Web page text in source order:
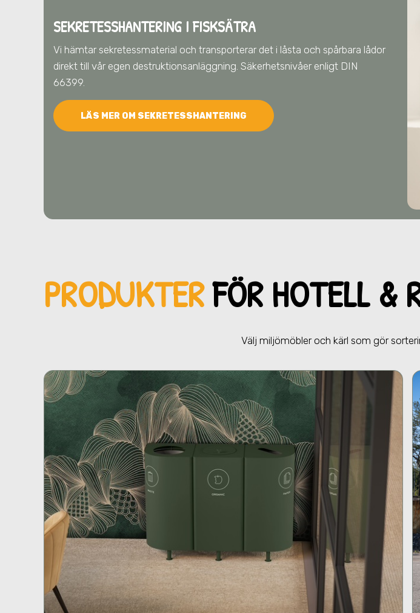
SEKRETESSHANTERING I FISKSÄTRA
Vi hämtar sekretessmaterial och transporterar det i låsta och spårbara lådor
direkt till vår egen destruktionsanläggning. Säkerhetsnivåer enligt DIN
66399.
LÄS MER OM SEKRETESSHANTERING
PRODUKTERFÖR HOTELL &
Välj miljömöbler och kärl som gör